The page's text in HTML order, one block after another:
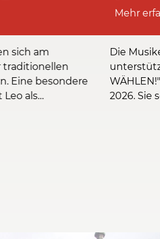
Musiker von Norbeat
Initiative "BEWUSST
am 6. September
für die Würde jedes